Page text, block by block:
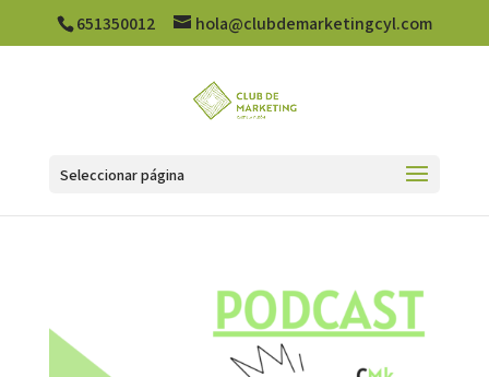
651350012 hola@clubdemarketingcyl.com
Seleccionar página